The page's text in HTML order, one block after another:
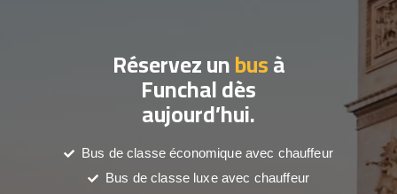
Réservez unbusà
Funchal dès
aujourd’hui.
Bus de classe économique avec chauffeur
Bus de classe luxe avec chauffeur